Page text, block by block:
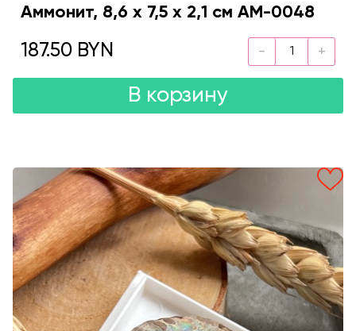
Аммонит, 8,6 х 7,5 х 2,1 см AM-0048
187.50 BYN
В корзину